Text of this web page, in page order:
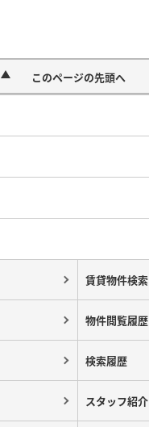
このページの先頭へ
賃貸物件検索
物件閲覧履歴
検索履歴
スタッフ紹介